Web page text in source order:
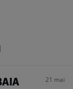
21 mai